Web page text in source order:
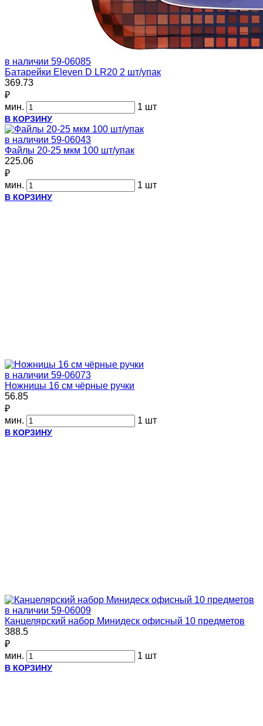
в наличии 59-06085
Батарейки Eleven D LR20 2 шт/упак
369.73
₽
мин.
1 шт
В КОРЗИНУ
в наличии 59-06043
Файлы 20-25 мкм 100 шт/упак
225.06
₽
мин.
1 шт
В КОРЗИНУ
в наличии 59-06073
Ножницы 16 см чёрные ручки
56.85
₽
мин.
1 шт
В КОРЗИНУ
в наличии 59-06009
Канцелярский набор Минидеск офисный 10 предметов
388.5
₽
мин.
1 шт
В КОРЗИНУ